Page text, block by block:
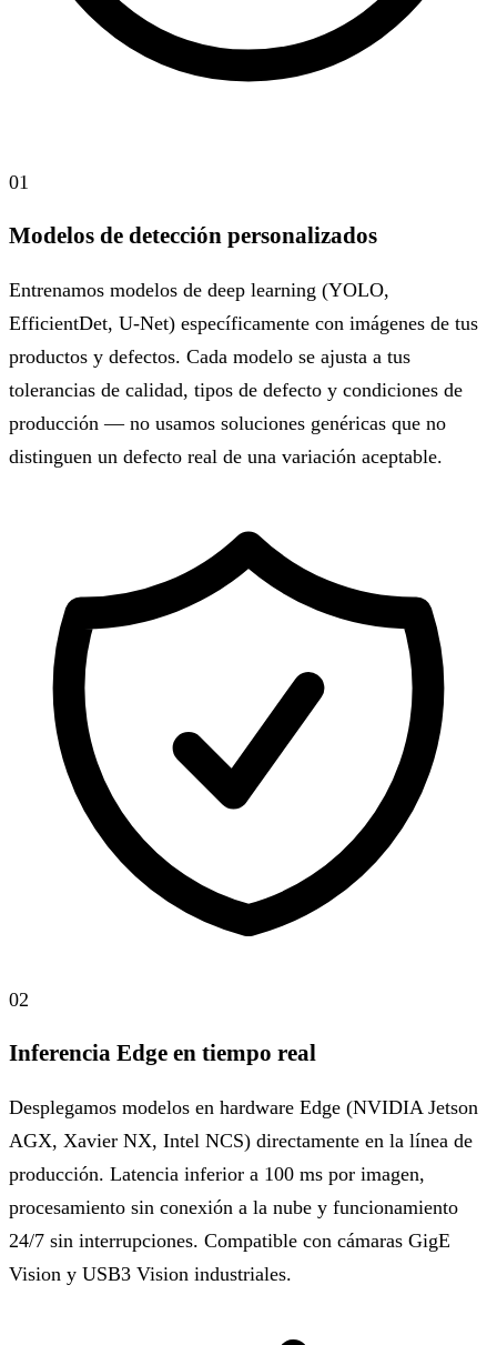
01
Modelos de detección personalizados
Entrenamos modelos de deep learning (YOLO,
EfficientDet, U-Net) específicamente con imágenes de tus
productos y defectos. Cada modelo se ajusta a tus
tolerancias de calidad, tipos de defecto y condiciones de
producción — no usamos soluciones genéricas que no
distinguen un defecto real de una variación aceptable.
02
Inferencia Edge en tiempo real
Desplegamos modelos en hardware Edge (NVIDIA Jetson
AGX, Xavier NX, Intel NCS) directamente en la línea de
producción. Latencia inferior a 100 ms por imagen,
procesamiento sin conexión a la nube y funcionamiento
24/7 sin interrupciones. Compatible con cámaras GigE
Vision y USB3 Vision industriales.